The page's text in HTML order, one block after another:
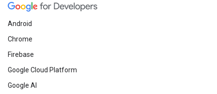
Android
Chrome
Firebase
Google Cloud Platform
Google AI